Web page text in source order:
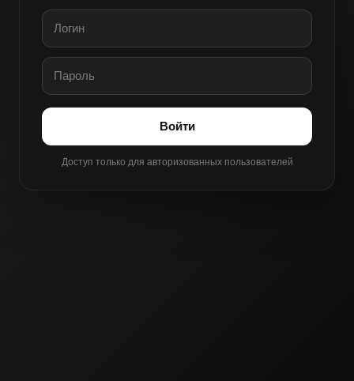
Войти
Доступ только для авторизованных пользователей